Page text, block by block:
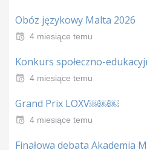
Obóz językowy Malta 2026
4 miesiące temu
Konkurs społeczno-
4 miesiące temu
Grand Prix LOXV￼￼￼
4 miesiące temu
Finałowa debata Akademia